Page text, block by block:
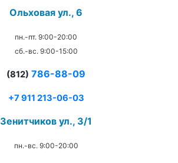
Ольховая ул., 6
пн.-пт. 9:00-20:00
сб.-вс. 9:00-15:00
(812) 786-88-09
+7 911 213-06-03
Зенитчиков ул., 3/1
пн.-вс. 9:00-20:00